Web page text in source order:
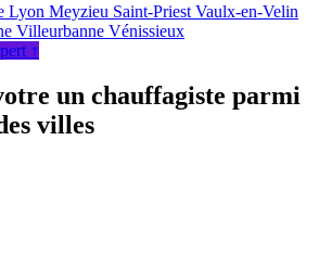
Lyon Meyzieu Saint-Priest Vaulx-en-Velin
Villeurbanne Vénissieux
↑
un chauffagiste parmi
villes